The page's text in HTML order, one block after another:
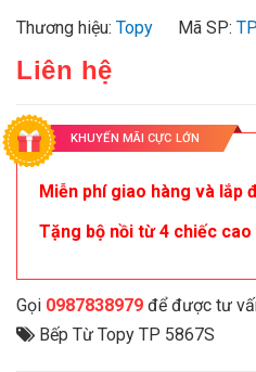
Thương hiệu: Topy Mã SP:
Liên hệ
KHUYẾN MÃI CỰC LỚN
Miễn phí giao hàng và lắp
Tặng bộ nồi từ 4 chiếc cao
Gọi 0987838979 để được tư
Bếp Từ Topy TP 5867S